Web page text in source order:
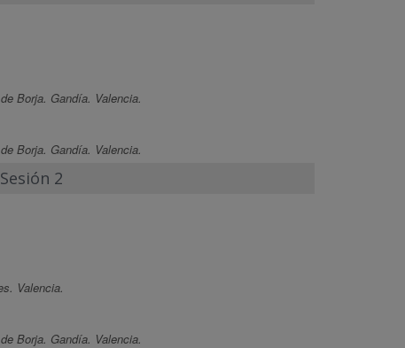
Borja. Gandía. Valencia.
Borja. Gandía. Valencia.
2
Valencia.
Borja. Gandía. Valencia.